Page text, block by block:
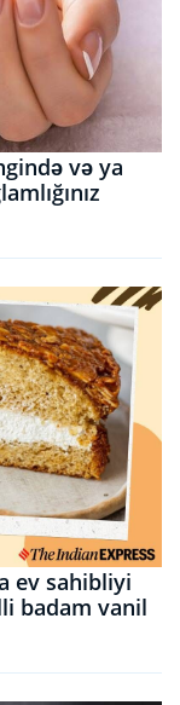
və ya
ev sahibliyi
badam vanil